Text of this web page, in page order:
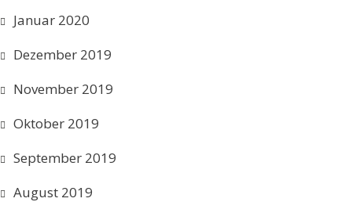
Januar 2020
Dezember 2019
November 2019
Oktober 2019
September 2019
August 2019